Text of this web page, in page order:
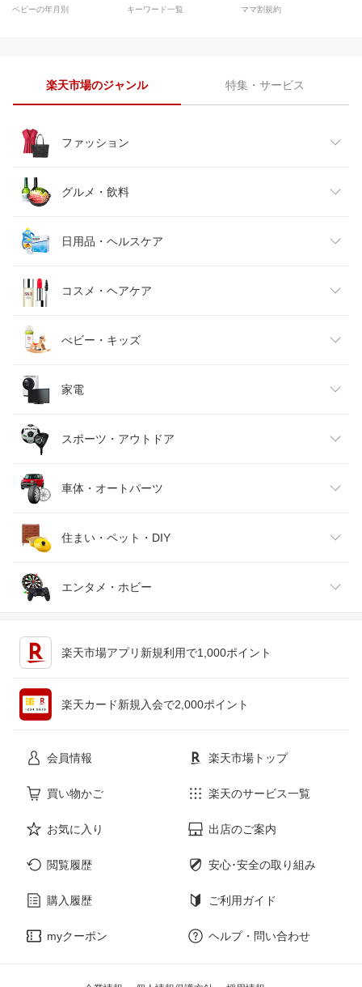
ベビーの年月別 キーワード一覧 ママ割規約
楽天市場のジャンル 特集・サービス
ファッション
レディースファッション
メンズファッション
キッズファッション
ベビーファッション
インナー・下着・ナイトウェア
バッグ・小物・ブランド雑貨
靴
腕時計
ジュエリー・アクセサリー
グルメ・飲料
食品
スイーツ・お菓子
水・ソフトドリンク
ビール・洋酒
ワイン
日本酒・焼酎
日用品・ヘルスケア
日用品雑貨・文房具・手芸
ダイエット・健康
医薬品・コンタクト・介護
コスメ・ヘアケア
美容・コスメ・香水
べビー・キッズ
キッズ・ベビー・マタニティ
おもちゃ
家電
家電
TV・オーディオ・カメラ
スマートフォン・タブレット
パソコン・周辺機器
スポーツ・アウトドア
スポーツ・アウトドア
ゴルフ
車体・オートパーツ
車用品・バイク用品
車・バイク
住まい・ペット・DIY
インテリア・寝具・収納
エンタメ・ホビー
本・雑誌・コミック
楽天市場アプリ新規利用で1,000ポイント
楽天カード新規入会で2,000ポイント
会員情報 楽天市場トップ
買い物かご 楽天のサービス一覧
お気に入り 出店のご案内
閲覧履歴 安心･安全の取り組み
購入履歴 ご利用ガイド
myクーポン ヘルプ・問い合わせ